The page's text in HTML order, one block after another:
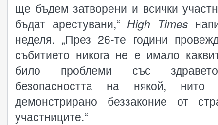
ще бъдем затворени и всички
бъдат арестувани,“High Times
неделя. „През 26-те години
събитието никога не е имало
било проблеми със
безопасността на някой,
демонстрирано беззаконие от
участниците.“